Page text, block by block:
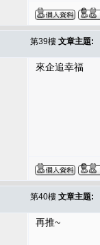
第39樓 文章主題:
來企追幸福
第40樓 文章主題:
再推~